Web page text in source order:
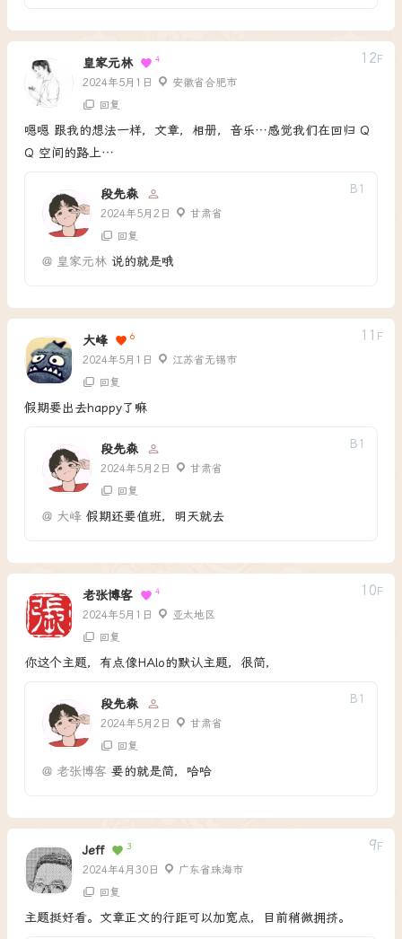
皇家元林 4
2024年5月1日 安徽省合肥市
12 F
回复
嗯嗯 跟我的想法一样，文章，相册，音乐…感觉我们在回归 Q
Q 空间的路上…
段先森
2024年5月2日 甘肃省
B 1
回复
@ 皇家元林说的就是哦
大峰 6
2024年5月1日 江苏省无锡市
11 F
回复
假期要出去happy了嘛
段先森
2024年5月2日 甘肃省
B 1
回复
@ 大峰假期还要值班，明天就去
老张博客 4
2024年5月1日 亚太地区
10 F
回复
你这个主题，有点像HAlo的默认主题，很简，
段先森
2024年5月2日 甘肃省
B 1
回复
@ 老张博客 要的就是简，哈哈
Jeff 3
2024年4月30日 广东省珠海市
9 F
回复
主题挺好看。文章正文的行距可以加宽点，目前稍微拥挤。